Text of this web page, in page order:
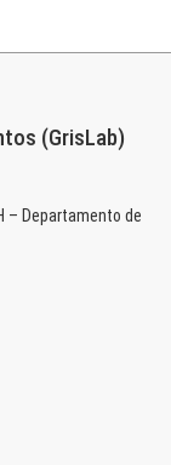
(GrisLab)
– Departamento de